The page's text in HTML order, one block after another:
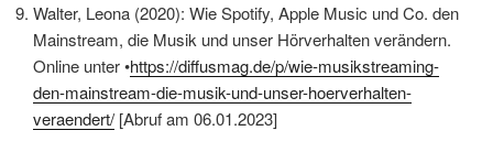
Walter, Leona (2020): Wie Spotify, Apple Music und Co. den
Mainstream, die Musik und unser Hörverhalten verändern.
Online unter •https://diffusmag.de/p/wie-musikstreaming-
den-mainstream-die-musik-und-unser-hoerverhalten-
veraendert/ [Abruf am 06.01.2023]